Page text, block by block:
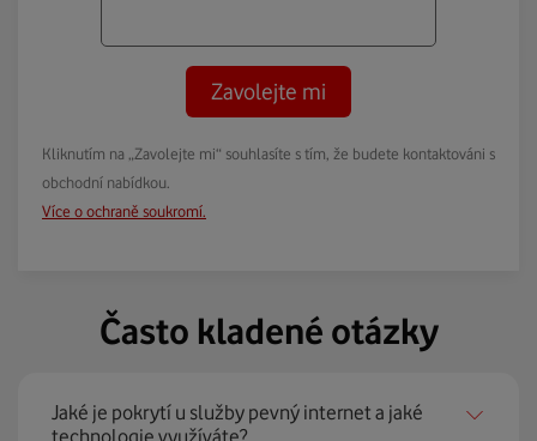
Zavolejte mi
Kliknutím na „Zavolejte mi“ souhlasíte s tím, že budete kontaktováni s
obchodní nabídkou.
Více o ochraně soukromí.
Často kladené otázky
Jaké je pokrytí u služby pevný internet a jaké
technologie využíváte?